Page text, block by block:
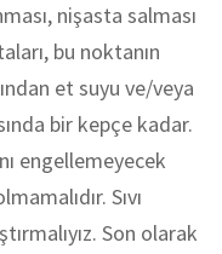
nişasta salması
bu noktanın
et suyu ve/veya
bir kepçe kadar.
engellemeyecek
Sıvı
Son olarak